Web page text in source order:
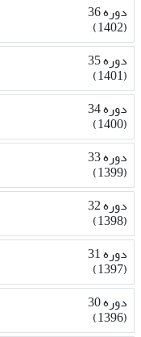
دوره 36
(1402)
دوره 35
(1401)
دوره 34
(1400)
دوره 33
(1399)
دوره 32
(1398)
دوره 31
(1397)
دوره 30
(1396)